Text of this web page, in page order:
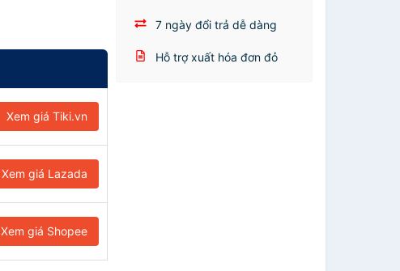
Xem giá Tiki.vn
Xem giá Lazada
Xem giá Shopee
7 ngày đổi trả dễ dàng
Hỗ trợ xuất hóa đơn đỏ